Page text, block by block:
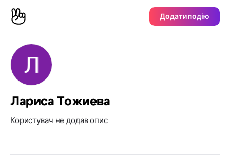
Додати подію
Лариса Тожиева
Користувач не додав опис